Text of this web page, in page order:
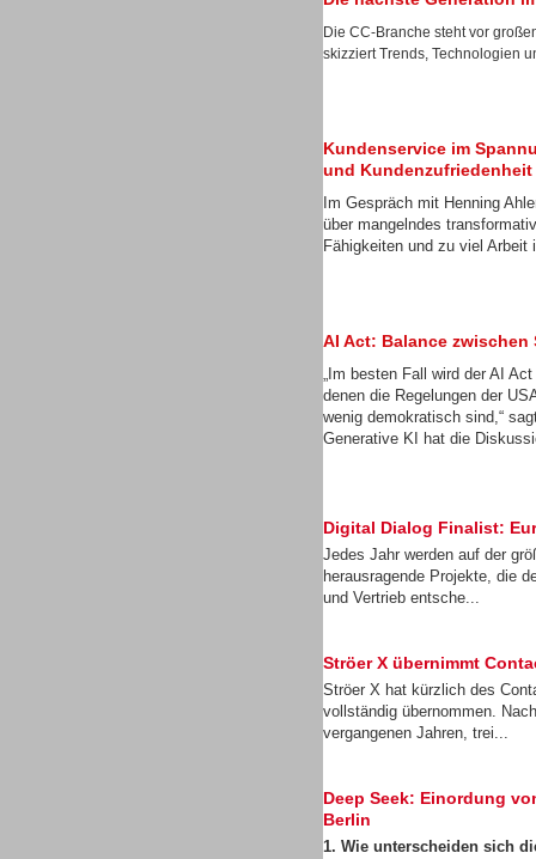
Die CC-Branche steht vor
skizziert Trends, Technologien
Kundenservice im
und Kundenzufriedenheit
Im Gespräch mit Henning
über mangelndes
Fähigkeiten und zu viel
AI Act: Balance
„Im besten Fall wird der AI
denen die Regelungen der
wenig demokratisch sind,“
Generative KI hat die
Digital Dialog Finalist:
Jedes Jahr werden auf der
herausragende Projekte, die
und Vertrieb entsche...
Ströer X übernimmt
Ströer X hat kürzlich des
vollständig übernommen.
vergangenen Jahren, trei...
Deep Seek: Einordung
Berlin
1. Wie unterscheiden sich